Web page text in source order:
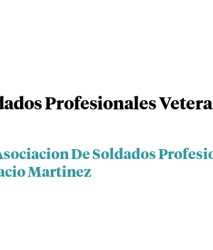
Profesionales
De Soldados
Martinez